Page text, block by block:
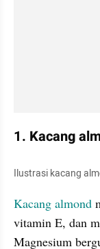
1. Kacang
Ilustrasi kacang
Kacang almond
vitamin E, dan
Magnesium